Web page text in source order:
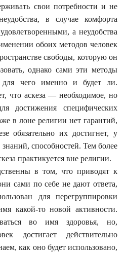
свои потребности и не
в случае комфорта
а неудобства
обоих методов человек
свободы, которую он
однако сами эти методы
для чего именно и будет ли.
что аскеза — необходимое, но
достижения специфических
в лоне религии нет гарантий,
обязательно их достигнет, у
способностей. Тем более
практикуется вне религии.
в том, что приводят к
сами по себе не дают ответа,
для перегруппировки
какой-то новой активности.
во имя здоровья, но,
достигает действительно
как оно будет использовано,